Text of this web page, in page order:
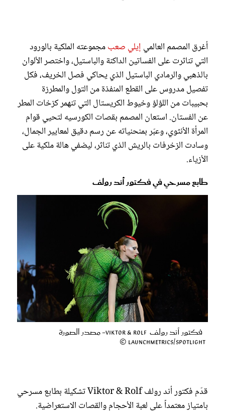
أغرق المصمم العالمي إيلي صعبمجموعته الملكية بالورود
التي تناثرت على الفساتين الداكنة والباستيل، واختصر الألوان
بالذهبي والرمادي الباستيل الذي يحاكي فصل الخريف، فكل
تفصيل مدروس على القطع المنفذة من التول والمطرزة
بحبيبات من اللؤلؤ وخيوط الكريستال التي تنهمر كزخات المطر
عن الفستان. استعان المصمم بقصات الكورسيه لتحيي قوام
المرأة الأنثوي، وعبّر بمنحنياته عن رسم دقيق لمعايير الجمال،
وسادت الزخرفات بالريش الذي تناثر، ليضفي هالة ملكية على
الأزياء.
طابع مسرحي في فكتور أند رولف
فكتور أند رولف Viktor & Rolf- مصدر الصورة
Launchmetrics/Spotlight ©
قدّم فكتور أند رولف Viktor & Rolf تشكيلة بطابع مسرحي
بامتياز معتمداً على لعبة الأحجام والقصات الاستعراضية.